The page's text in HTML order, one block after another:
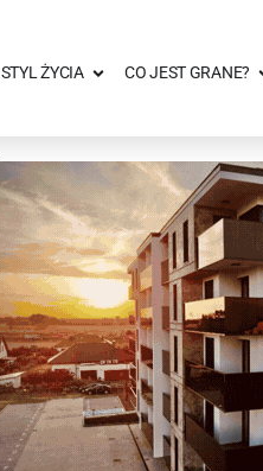
STYL ŻYCIA CO JEST GRANE?